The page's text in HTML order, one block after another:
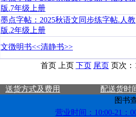
版.7年级上册
墨点字帖：2025秋语文同步练字帖.人教
版.2年级上册
文徴明书<<清静书>>
首页 上页 下页 尾页页次：
送货方式及费用
配送货时
图书
营业时间：10:00-21：